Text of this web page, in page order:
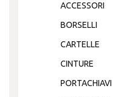
ACCESSORI
BORSELLI
CARTELLE
CINTURE
PORTACHIAVI